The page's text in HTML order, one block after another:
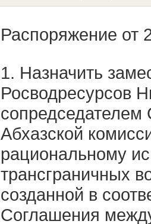
Распоряжение от
1. Назначить
Росводресурсов
сопредседателем
Абхазской
рациональному
трансграничных
созданной в
Соглашения